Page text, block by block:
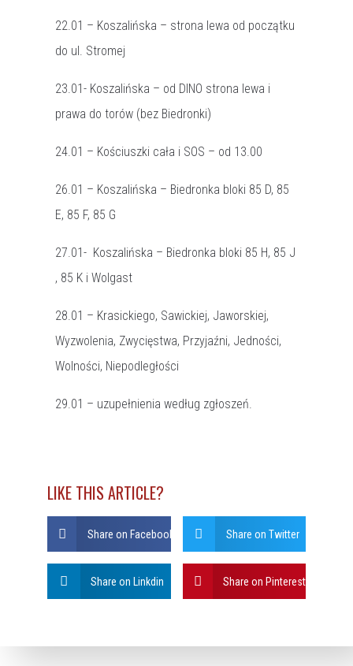
22.01 – Koszalińska – strona lewa od początku
do ul. Stromej
23.01- Koszalińska – od DINO strona lewa i
prawa do torów (bez Biedronki)
24.01 – Kościuszki cała i SOS – od 13.00
26.01 – Koszalińska – Biedronka bloki 85 D, 85
E, 85 F, 85 G
27.01- Koszalińska – Biedronka bloki 85 H, 85 J
, 85 K i Wolgast
28.01 – Krasickiego, Sawickiej, Jaworskiej,
Wyzwolenia, Zwycięstwa, Przyjaźni, Jedności,
Wolności, Niepodległości
29.01 – uzupełnienia według zgłoszeń.
LIKE THIS ARTICLE?
Share on Facebook Share on Twitter
Share on Linkdin Share on Pinterest